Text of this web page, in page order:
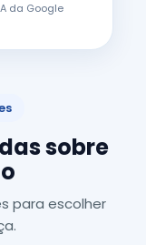
da Google
sobre
para escolher